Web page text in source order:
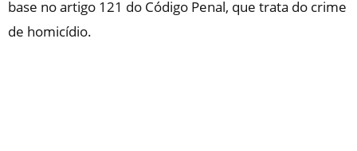
base no artigo 121 do Código Penal, que trata do crime
de homicídio.